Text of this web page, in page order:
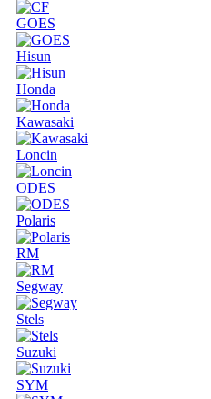
GOES
Hisun
Honda
Kawasaki
Loncin
ODES
Polaris
RM
Segway
Stels
Suzuki
SYM